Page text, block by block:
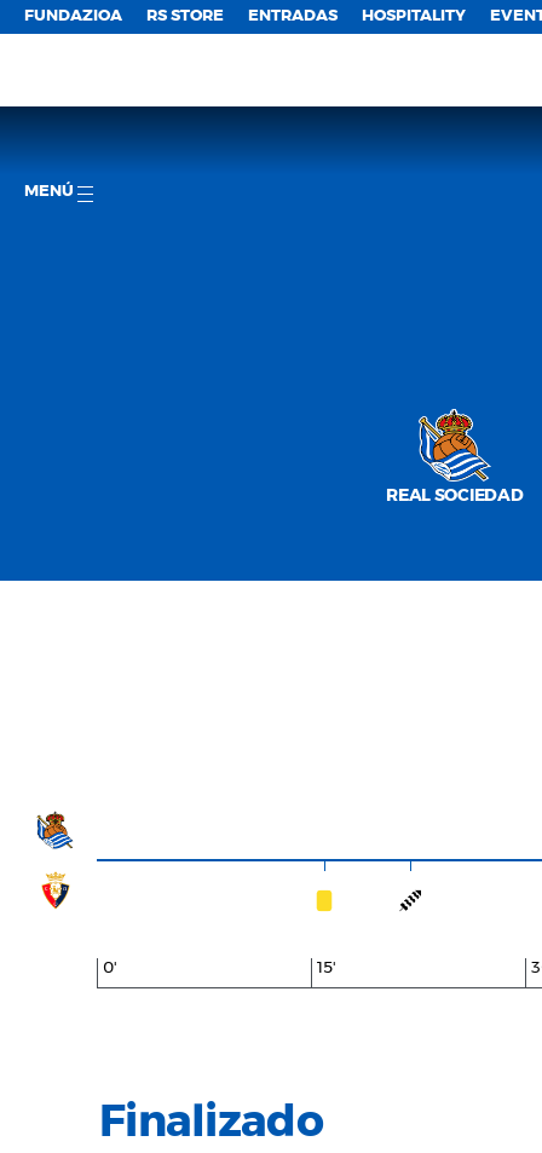
FUNDAZIOA RS STORE ENTRADAS HOSPITALITY
MENÚ
REAL SOCIEDAD
0' 15'
Finalizado